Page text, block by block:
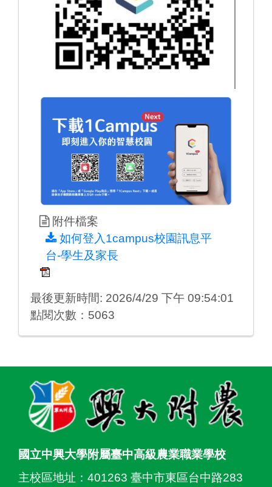
附件檔案
如何登入1campus校園訊息平
台-學生及家長
最後更新時間: 2026/4/29 下午 09:54:01
點閱次數：5063
國立中興大學附屬臺中高級農業職業學校
主校區地址： 401263 臺中市東區台中路283